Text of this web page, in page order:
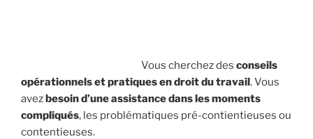
Vous cherchez des conseils
opérationnels et pratiques en droit du travail. Vous
avezbesoin d’une assistance dans les moments
compliqués, les problématiques pré-contientieuses ou
contentieuses.